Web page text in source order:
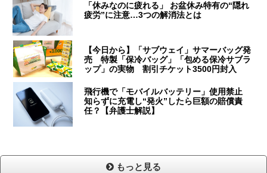
「休みなのに疲れる」 お盆休み特有の“隠れ
疲労”に注意…3つの解消法とは
【今日から】「サブウェイ」サマーバッグ発
売 特製「保冷バッグ」「包める保冷サブラ
ップ」の実物 割引チケット3500円封入
飛行機で「モバイルバッテリー」使用禁止
知らずに充電し“発火”したら巨額の賠償責
任？【弁護士解説】
もっと見る